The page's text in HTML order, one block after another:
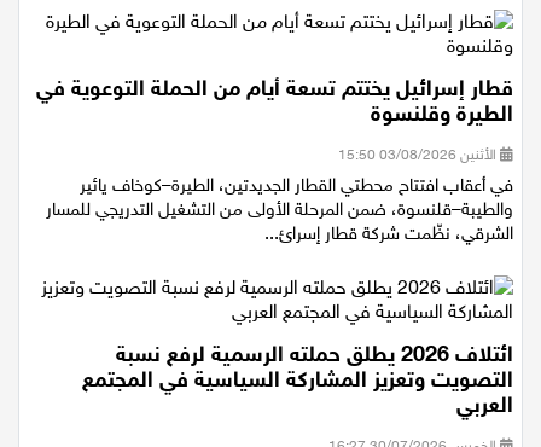
قطار إسرائيل يختتم تسعة أيام من الحملة التوعوية في
الطيرة وقلنسوة
الأثنين 03/08/2026 15:50
في أعقاب افتتاح محطتي القطار الجديدتين، الطيرة–كوخاف يائير
والطيبة–قلنسوة، ضمن المرحلة الأولى من التشغيل التدريجي للمسار
ائتلاف 2026 يطلق حملته الرسمية لرفع نسبة
التصويت وتعزيز المشاركة السياسية في المجتمع
العربي